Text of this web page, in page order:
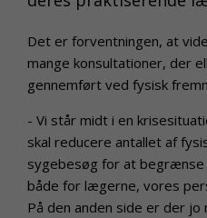
Det er forventningen, at
mange konsultationer, der
gennemført ved fysisk
- Vi står midt i en
skal reducere antallet af
sygebesøg for at
både for lægerne, vores
På den anden side er der jo